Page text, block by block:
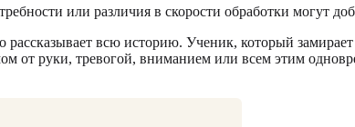
или различия в скорости обработки могут
всю историю. Ученик, который
от руки, тревогой, вниманием или всем этим